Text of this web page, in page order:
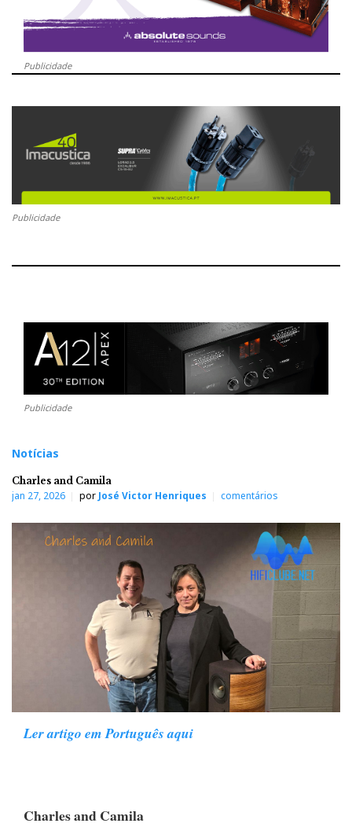
Publicidade
Publicidade
Publicidade
Notícias
Charles and Camila
jan 27, 2026 por José Victor Henriques comentários
Ler artigo em Português aqui
Charles and Camila